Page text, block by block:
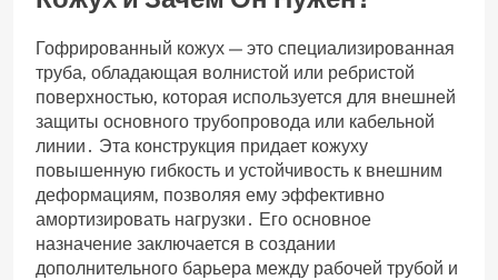
Гофрированный кожух — это специализированная
труба, обладающая волнистой или ребристой
поверхностью, которая используется для внешней
защиты основного трубопровода или кабельной
линии․ Эта конструкция придает кожуху
повышенную гибкость и устойчивость к внешним
деформациям, позволяя ему эффективно
амортизировать нагрузки․ Его основное
назначение заключается в создании
дополнительного барьера между рабочей трубой и